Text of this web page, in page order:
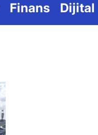
Finans Dijital